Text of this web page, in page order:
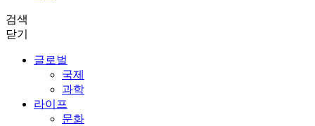
검색
닫기
글로벌
국제
과학
라이프
문화